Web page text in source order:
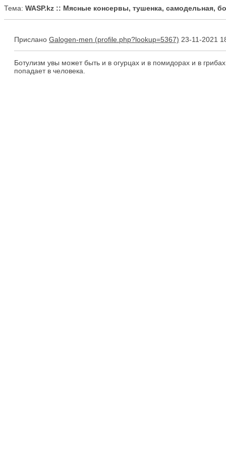
Тема: WASP.kz :: Мясные консервы, тушенка, самодельная,
Прислано Galogen-men 23-11-2021
Ботулизм увы может быть и в огурцах и в помидорах и в
попадает в человека.